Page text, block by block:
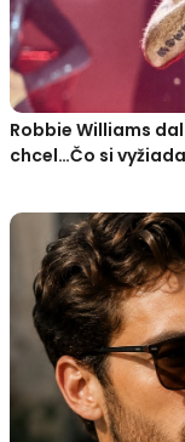
Robbie Williams
chcel…Čo si